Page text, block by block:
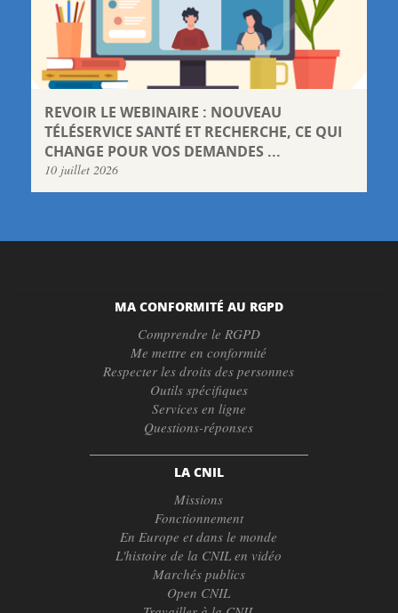
REVOIR LE WEBINAIRE : NOUVEAU
TÉLÉSERVICE SANTÉ ET RECHERCHE, CE QUI
CHANGE POUR VOS DEMANDES ...
10 juillet 2026
MA CONFORMITÉ AU RGPD
Comprendre le RGPD
Me mettre en conformité
Respecter les droits des personnes
Outils spécifiques
Services en ligne
Questions-réponses
LA CNIL
Missions
Fonctionnement
En Europe et dans le monde
L'histoire de la CNIL en vidéo
Marchés publics
Open CNIL